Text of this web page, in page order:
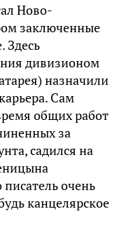
Ново-
заключенные
Здесь
дивизионом
назначили
Сам
общих работ
за
садился на
очень
канцелярское